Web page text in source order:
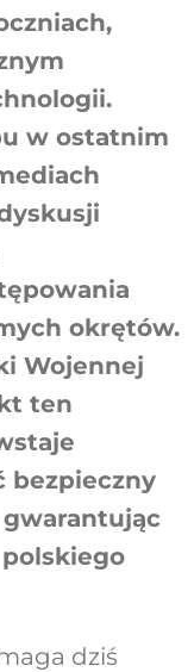
w ostatnim
okrętów.
Wojennej
ten
bezpieczny
dziś